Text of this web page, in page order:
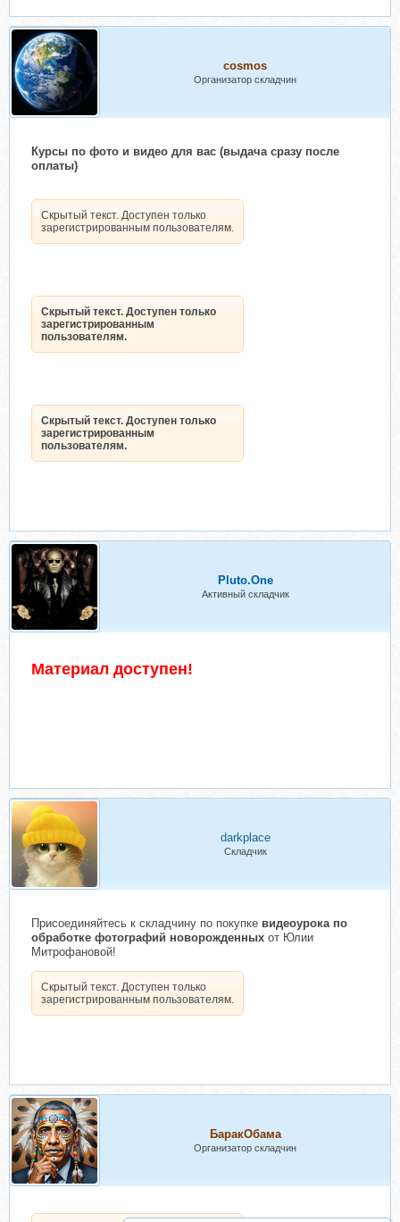
cosmos
Организатор складчин
Курсы по фото и видео для вас (выдача сразу после
оплаты)
Скрытый текст. Доступен только
зарегистрированным пользователям.
Скрытый текст. Доступен только
зарегистрированным
пользователям.
Скрытый текст. Доступен только
зарегистрированным
пользователям.
Pluto.One
Активный складчик
Материал доступен!
darkplace
Складчик
Присоединяйтесь к складчину по покупке видеоурока по
обработке фотографий новорожденных от Юлии
Митрофановой!
Скрытый текст. Доступен только
зарегистрированным пользователям.
БаракОбама
Организатор складчин